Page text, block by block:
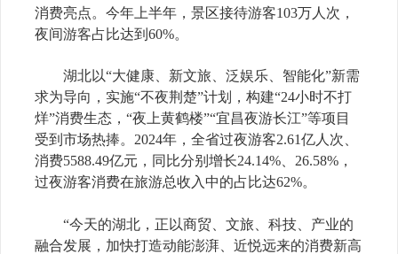
消费亮点。今年上半年，景区接待游客103万人次，
夜间游客占比达到60%。
湖北以“大健康、新文旅、泛娱乐、智能化”新需
求为导向，实施“不夜荆楚”计划，构建“24小时不打
烊”消费生态，“夜上黄鹤楼”“宜昌夜游长江”等项目
受到市场热捧。2024年，全省过夜游客2.61亿人次、
消费5588.49亿元，同比分别增长24.14%、26.58%，
过夜游客消费在旅游总收入中的占比达62%。
“今天的湖北，正以商贸、文旅、科技、产业的
融合发展，加快打造动能澎湃、近悦远来的消费新高